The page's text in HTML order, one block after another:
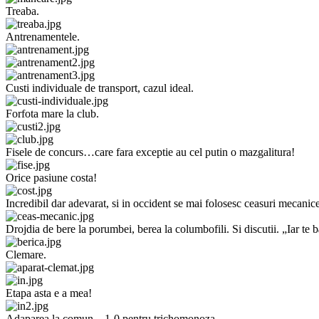
Treaba.
Antrenamentele.
Custi individuale de transport, cazul ideal.
Forfota mare la club.
Fisele de concurs…care fara exceptie au cel putin o mazgalitura!
Orice pasiune costa!
Incredibil dar adevarat, si in occident se mai folosesc ceasuri
Drojdia de bere la porumbei, berea la columbofili. Si discutii. „Iar te
Clemare.
Etapa asta e a mea!